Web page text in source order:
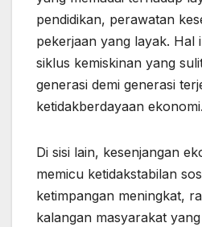
pendidikan, perawatan
pekerjaan yang layak. Hal
siklus kemiskinan yang
generasi demi generasi
ketidakberdayaan ekonomi.
Di sisi lain, kesenjangan
memicu ketidakstabilan
ketimpangan meningkat,
kalangan masyarakat